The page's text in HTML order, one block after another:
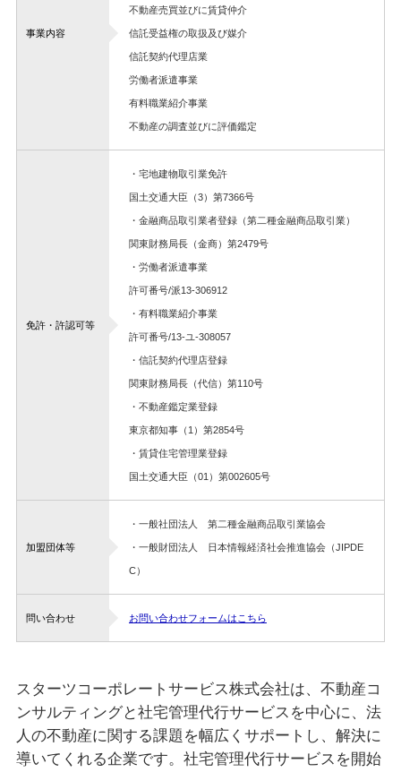
事業内容
不動産売買並びに賃貸仲介
信託受益権の取扱及び媒介
信託契約代理店業
労働者派遣事業
有料職業紹介事業
不動産の調査並びに評価鑑定
免許・許認可等
・宅地建物取引業免許
国土交通大臣（3）第7366号
・金融商品取引業者登録（第二種金融商品取引業）
関東財務局長（金商）第2479号
・労働者派遣事業
許可番号/派13-306912
・有料職業紹介事業
許可番号/13-ユ-308057
・信託契約代理店登録
関東財務局長（代信）第110号
・不動産鑑定業登録
東京都知事（1）第2854号
・賃貸住宅管理業登録
国土交通大臣（01）第002605号
加盟団体等
・一般社団法人 第二種金融商品取引業協会
・一般財団法人 日本情報経済社会推進協会（JIPDE
C）
問い合わせ お問い合わせフォームはこちら
スターツコーポレートサービス株式会社は、不動産コ
ンサルティングと社宅管理代行サービスを中心に、法
人の不動産に関する課題を幅広くサポートし、解決に
導いてくれる企業です。社宅管理代行サービスを開始